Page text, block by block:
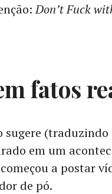
Don’t Fuck
fatos
em um
a postar
de pó.